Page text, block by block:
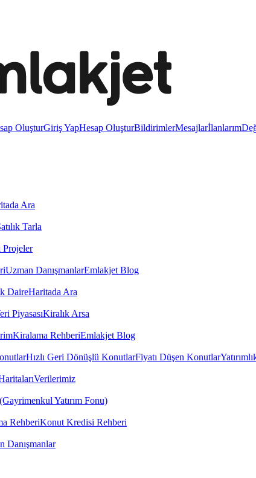
OluşturGiriş YapHesap OluşturBildirimlerMesajlarİlanlarım
Ara
Tarla
Projeler
Uzman DanışmanlarEmlakjet Blog
DaireHaritada Ara
PiyasasıKiralık Arsa
Kiralama RehberiEmlakjet Blog
Hızlı Geri Dönüşlü KonutlarFiyatı Düşen Konutlar
Verilerimiz
Yatırım Fonu)
RehberiKonut Kredisi Rehberi
Danışmanlar